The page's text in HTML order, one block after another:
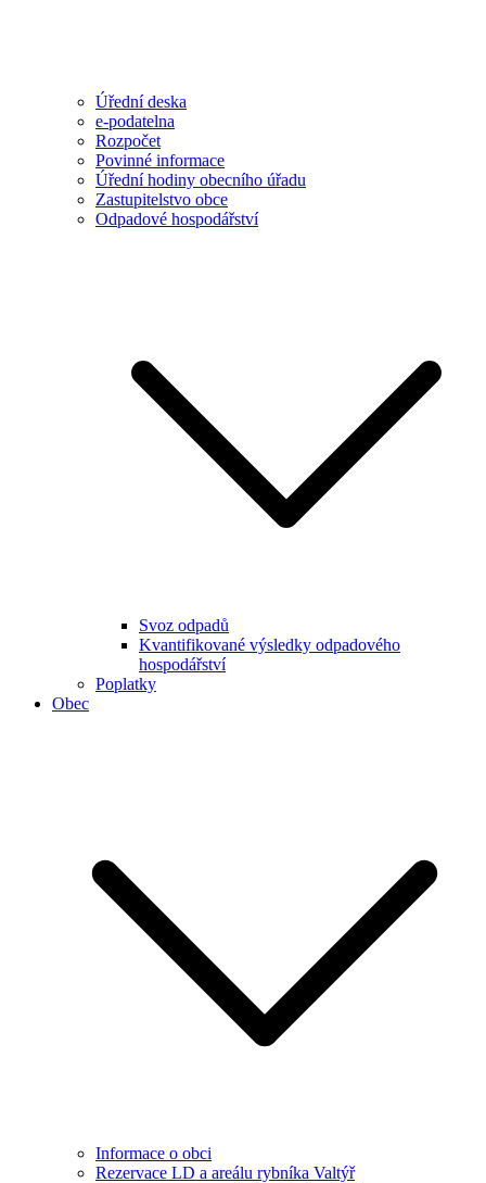
Úřední deska
e-podatelna
Rozpočet
Povinné informace
Úřední hodiny obecního úřadu
Zastupitelstvo obce
Odpadové hospodářství
Svoz odpadů
Kvantifikované výsledky odpadového
hospodářství
Poplatky
Obec
Informace o obci
Rezervace LD a areálu rybníka Valtýř